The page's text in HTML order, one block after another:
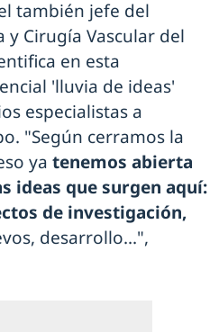
también jefe del
y Cirugía Vascular del
en esta
'lluvia de ideas'
especialistas a
"Según cerramos la
ya tenemos abierta
ideas que surgen aquí:
de investigación,
desarrollo...",